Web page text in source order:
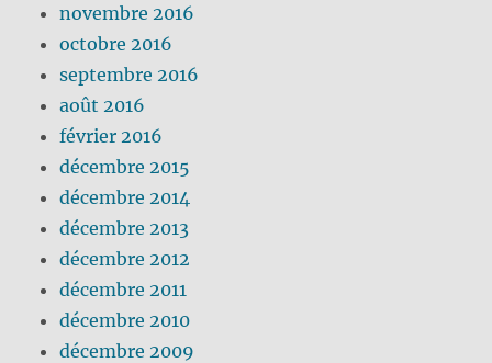
novembre 2016
octobre 2016
septembre 2016
août 2016
février 2016
décembre 2015
décembre 2014
décembre 2013
décembre 2012
décembre 2011
décembre 2010
décembre 2009